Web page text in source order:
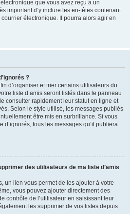
que vous avez reçu à un
important d’y inclure les en-têtes contenant
électronique. Il pourra alors agir en
?
d’organiser et trier certains utilisateurs du
liste d’amis seront listés dans le panneau
consulter rapidement leur statut en ligne et
Selon le style utilisé, les messages publiés
être mis en surbrillance. Si vous
d’ignorés, tous les messages qu’il publiera
des utilisateurs de ma liste d’amis
un lien vous permet de les ajouter à votre
vous pouvez ajouter directement des
contrôle de l’utilisateur en saisissant leur
les supprimer de vos listes depuis